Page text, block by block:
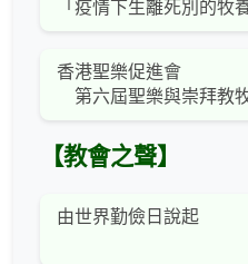
「疫情下生離死別的牧
香港聖樂促進會
第六屆聖樂與崇拜教
【教會之聲】
由世界勤儉日說起